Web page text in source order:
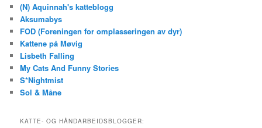
(N) Aquinnah's katteblogg
Aksumabys
FOD (Foreningen for omplasseringen av dyr)
Kattene på Møvig
Lisbeth Falling
My Cats And Funny Stories
S*Nightmist
Sol & Måne
KATTE- OG HÅNDARBEIDSBLOGGER: